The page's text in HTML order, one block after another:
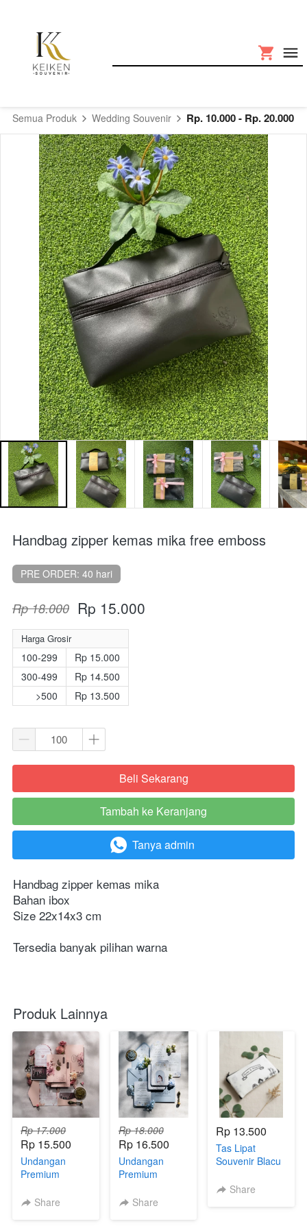
Semua Produk Wedding Souvenir Rp. 10.000 - Rp. 20.000
Handbag zipper kemas mika free emboss
PRE ORDER: 40 hari
Rp 18.000 Rp 15.000
Harga Grosir
100-299
300-499
>500
Rp 15.000
Rp 14.500
Rp 13.500
`Beli Sekarang
`
Tambah ke Keranjang
` Tanya admin
Handbag zipper kemas mika
Bahan ibox
Size 22x14x3 cm
Tersedia banyak pilihan warna
Produk Lainnya
Rp 17.000
Rp 15.500
Undangan
Premium
T.06.3.1 (S)
Share
Rp 18.000
Rp 16.500
Undangan
Premium
T.04.3 (XS)
Share
Rp 13.500
Tas Lipat
Souvenir Blacu
kemas plastik )
Share